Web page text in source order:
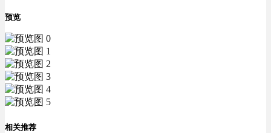
预览
相关推荐